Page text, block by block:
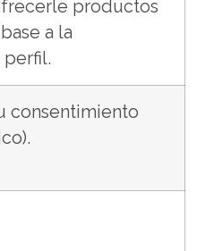
productos
a la
perfil.
consentimiento